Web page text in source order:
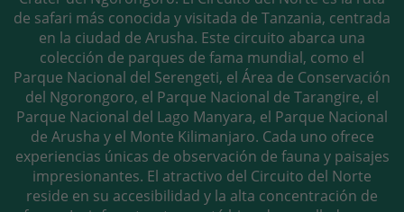
de safari más conocida y visitada de Tanzania, centrada
en la ciudad de Arusha. Este circuito abarca una
colección de parques de fama mundial, como el
Parque Nacional del Serengeti, el Área de Conservación
del Ngorongoro, el Parque Nacional de Tarangire, el
Parque Nacional del Lago Manyara, el Parque Nacional
de Arusha y el Monte Kilimanjaro. Cada uno ofrece
experiencias únicas de observación de fauna y paisajes
impresionantes. El atractivo del Circuito del Norte
reside en su accesibilidad y la alta concentración de